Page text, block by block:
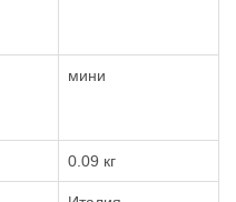
мини
0.09 кг